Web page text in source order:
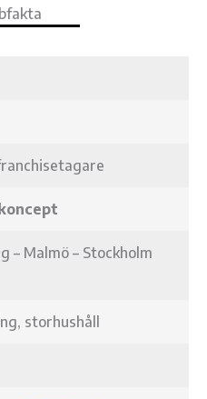
– Malmö – Stockholm
storhushåll